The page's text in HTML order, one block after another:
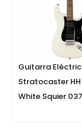
Guitarra
Stratocaster
White Squier